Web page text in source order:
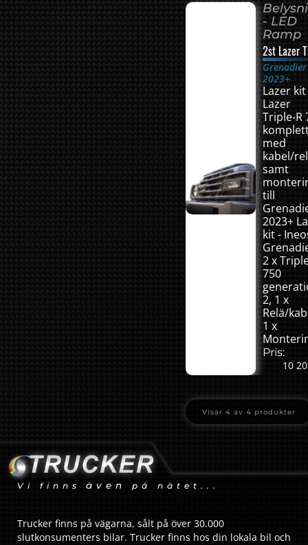
- LED
Ramp
2st Lazer
Grenadier
2023+
Lazer
Lazer
Triple-R
med
kabel/
samt
till
2023+
kit -
2 x
750
2, 1 x
Relä/
1 x
Pris:
10
Visar 4 av 4 produkter
Vi finns även på nätet...
Trucker finns på vägarna, sålt på över 30.000
slutkonsumenters bilar. Trucker finns hos din lokala bil och